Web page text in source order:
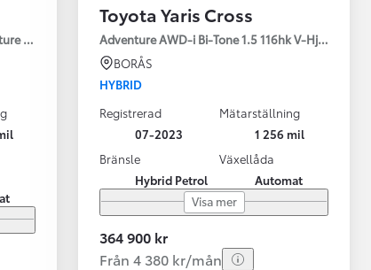
Vi har Sveriges mest nöjda
Drag V-Hjul
Toyota Yaris Cross
Adventure AWD-i Bi-Tone 1.5 116hk V-Hjul Drag
BORÅS
HYBRID
Registrerad
07-2023
Mätarställning
1 256 mil
Bränsle
Hybrid Petrol
Växellåda
Automat
Visa mer
364 900 kr
Från 4 380 kr/mån